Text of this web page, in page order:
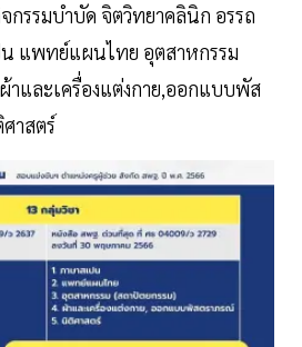
กรรมบำบัด จิตวิทยาคลินิก อรรถ
แพทย์แผนไทย อุตสาหกรรม
าและเครื่องแต่งกาย,ออกแบบพัส
าสตร์